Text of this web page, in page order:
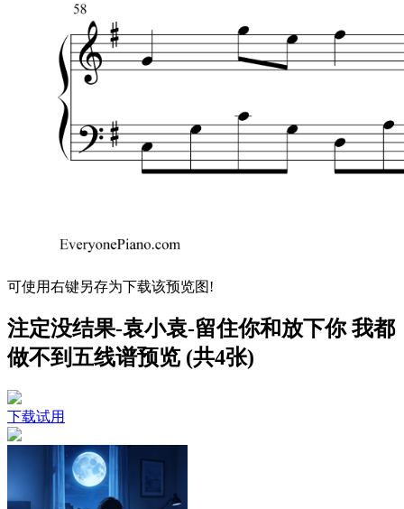
可使用右键另存为下载该预览图!
注定没结果-袁小袁-留住你和放下你 我都
做不到五线谱预览 (共4张)
下载试用